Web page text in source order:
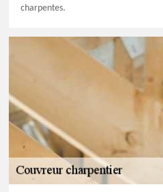
charpentes.